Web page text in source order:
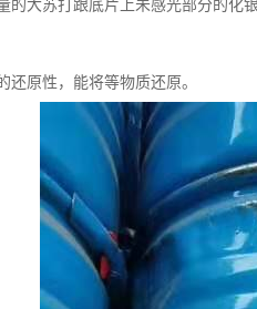
的大苏打跟底片上未感光部分的化
还原性，能将等物质还原。